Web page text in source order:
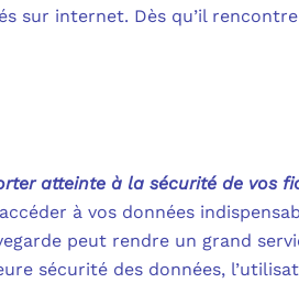
sur internet. Dès qu’il
atteinte à la sécurité de vos
à vos données
peut rendre un grand
sécurité des données,